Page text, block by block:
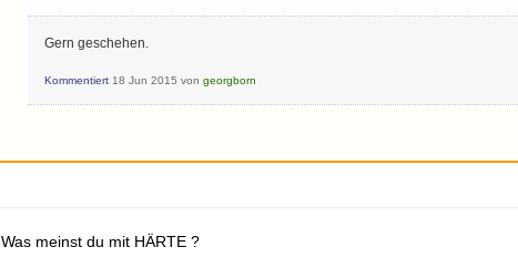
Gern geschehen.
Kommentiert 18 Jun 2015 vongeorgborn
Was meinst du mit HÄRTE ?